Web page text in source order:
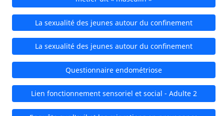
La sexualité des jeunes autour du confinement
La sexualité des jeunes autour du confinement
Questionnaire endométriose
Lien fonctionnement sensoriel et social - Adulte 2